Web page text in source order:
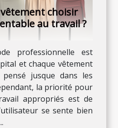
choisir
au travail ?
professionnelle est
et chaque vêtement
jusque dans les
la priorité pour
appropriés est de
se sente bien